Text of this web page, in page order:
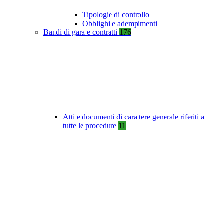
Tipologie di controllo
Obblighi e adempimenti
Bandi di gara e contratti 176
Atti e documenti di carattere generale riferiti a
tutte le procedure 11